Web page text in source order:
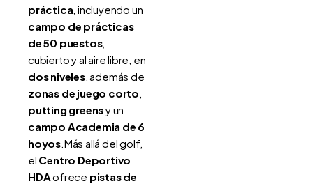
práctica, incluyendo un
campo de prácticas
de 50 puestos,
cubierto y al aire libre, en
dos niveles, además de
zonas de juego corto,
putting greensy un
campo Academia de 6
hoyos.Más allá del golf,
el Centro Deportivo
HDAofrece pistas de